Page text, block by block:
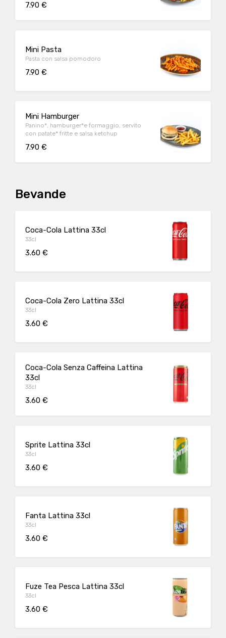
7.90 €
Mini Pasta
Pasta con salsa pomodoro
7.90 €
Mini Hamburger
Panino*, hamburger*e formaggio, servito
con patate* fritte e salsa ketchup
7.90 €
Bevande
Coca-Cola Lattina 33cl
33cl
3.60 €
Coca-Cola Zero Lattina 33cl
33cl
3.60 €
Coca-Cola Senza Caffeina Lattina
33cl
33cl
3.60 €
Sprite Lattina 33cl
33cl
3.60 €
Fanta Lattina 33cl
33cl
3.60 €
Fuze Tea Pesca Lattina 33cl
33cl
3.60 €